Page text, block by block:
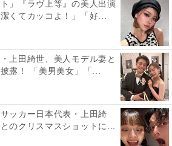
ト」『ラヴ上等』の美人出演
くてカッコよ！」「好...
上田綺世、美人モデル妻と
露！ 「美男美女」「...
ッカー日本代表・上田綺
のクリスマスショットに...